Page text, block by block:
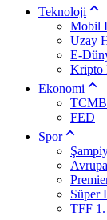
Teknoloji
Mobil
Uzay
E-
Kripto
Ekonomi
FED
Spor
Süper
TFF